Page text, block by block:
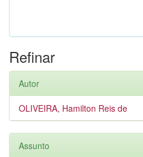
Refinar
Autor
OLIVEIRA, Hamilton Reis de
Assunto